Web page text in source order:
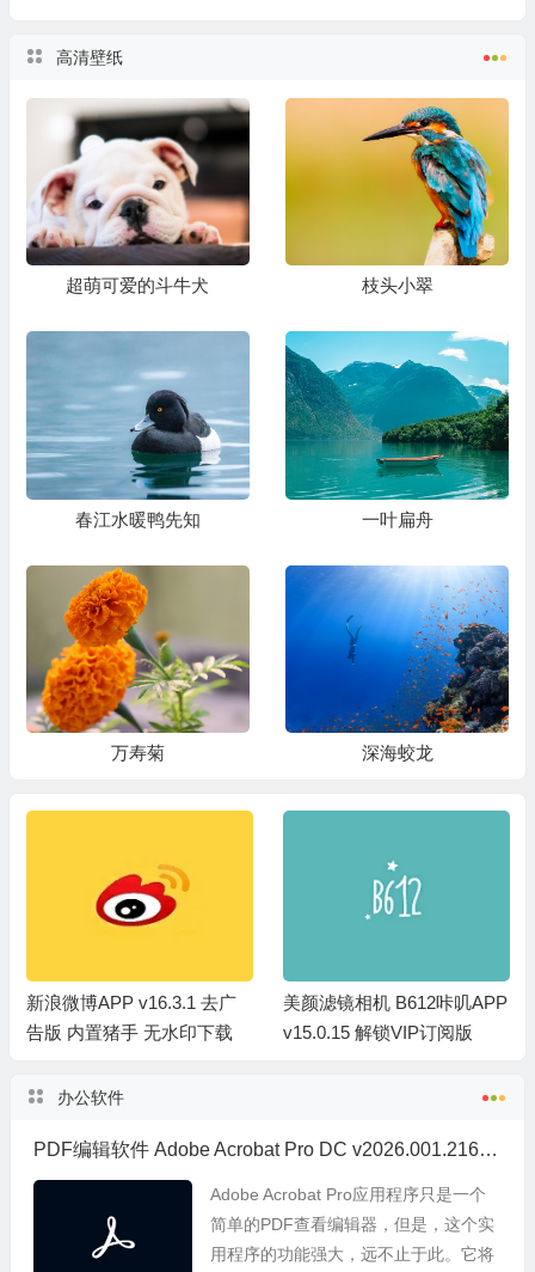
高清壁纸
超萌可爱的斗牛犬 枝头小翠
春江水暖鸭先知 一叶扁舟
万寿菊 深海蛟龙
新浪微博APP v16.3.1 去广
告版 内置猪手 无水印下载
美颜滤镜相机 B612咔叽APP
v15.0.15 解锁VIP订阅版
办公软件
PDF编辑软件 Adobe Acrobat Pro DC v2026.001.21662 中文直装版
Adobe Acrobat Pro应用程序只是一个
简单的PDF查看编辑器，但是，这个实
用程序的功能强大，远不止于此。它将